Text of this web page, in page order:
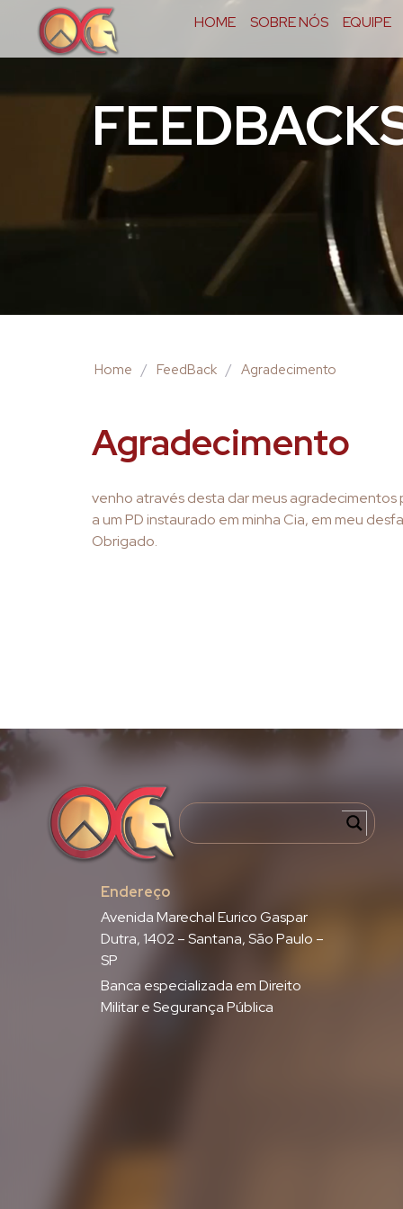
HOME SOBRE NÓS EQUIPE
Home / FeedBack / Agradecimento
Agradecimento
venho através desta dar meus
a um PD instaurado em minha Cia, em meu
Obrigado.
Endereço
Avenida Marechal Eurico Gaspar
Dutra, 1402 – Santana, São Paulo –
SP
Banca especializada em Direito
Militar e Segurança Pública